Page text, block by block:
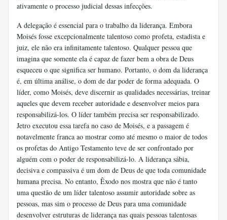
ativamente o processo judicial dessas infecções.
A delegação é essencial para o trabalho da liderança. Embora
Moisés fosse excepcionalmente talentoso como profeta, estadista e
juiz, ele não era infinitamente talentoso. Qualquer pessoa que
imagina que somente ela é capaz de fazer bem a obra de Deus
esqueceu o que significa ser humano. Portanto, o dom da liderança
é, em última análise, o dom de dar poder de forma adequada. O
líder, como Moisés, deve discernir as qualidades necessárias, treinar
aqueles que devem receber autoridade e desenvolver meios para
responsabilizá-los. O líder também precisa ser responsabilizado.
Jetro executou essa tarefa no caso de Moisés, e a passagem é
notavelmente franca ao mostrar como até mesmo o maior de todos
os profetas do Antigo Testamento teve de ser confrontado por
alguém com o poder de responsabilizá-lo. A liderança sábia,
decisiva e compassiva é um dom de Deus de que toda comunidade
humana precisa. No entanto, Êxodo nos mostra que não é tanto
uma questão de um líder talentoso assumir autoridade sobre as
pessoas, mas sim o processo de Deus para uma comunidade
desenvolver estruturas de liderança nas quais pessoas talentosas